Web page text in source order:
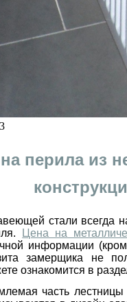
перила из
стали всегда
Цена на
информации
замерщика не
ознакомится в
часть лестницы